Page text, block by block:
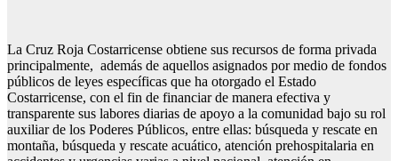
La Cruz Roja Costarricense obtiene sus recursos de forma privada
principalmente, además de aquellos asignados por medio de fondos
públicos de leyes específicas que ha otorgado el Estado
Costarricense, con el fin de financiar de manera efectiva y
transparente sus labores diarias de apoyo a la comunidad bajo su rol
auxiliar de los Poderes Públicos, entre ellas: búsqueda y rescate en
montaña, búsqueda y rescate acuático, atención prehospitalaria en